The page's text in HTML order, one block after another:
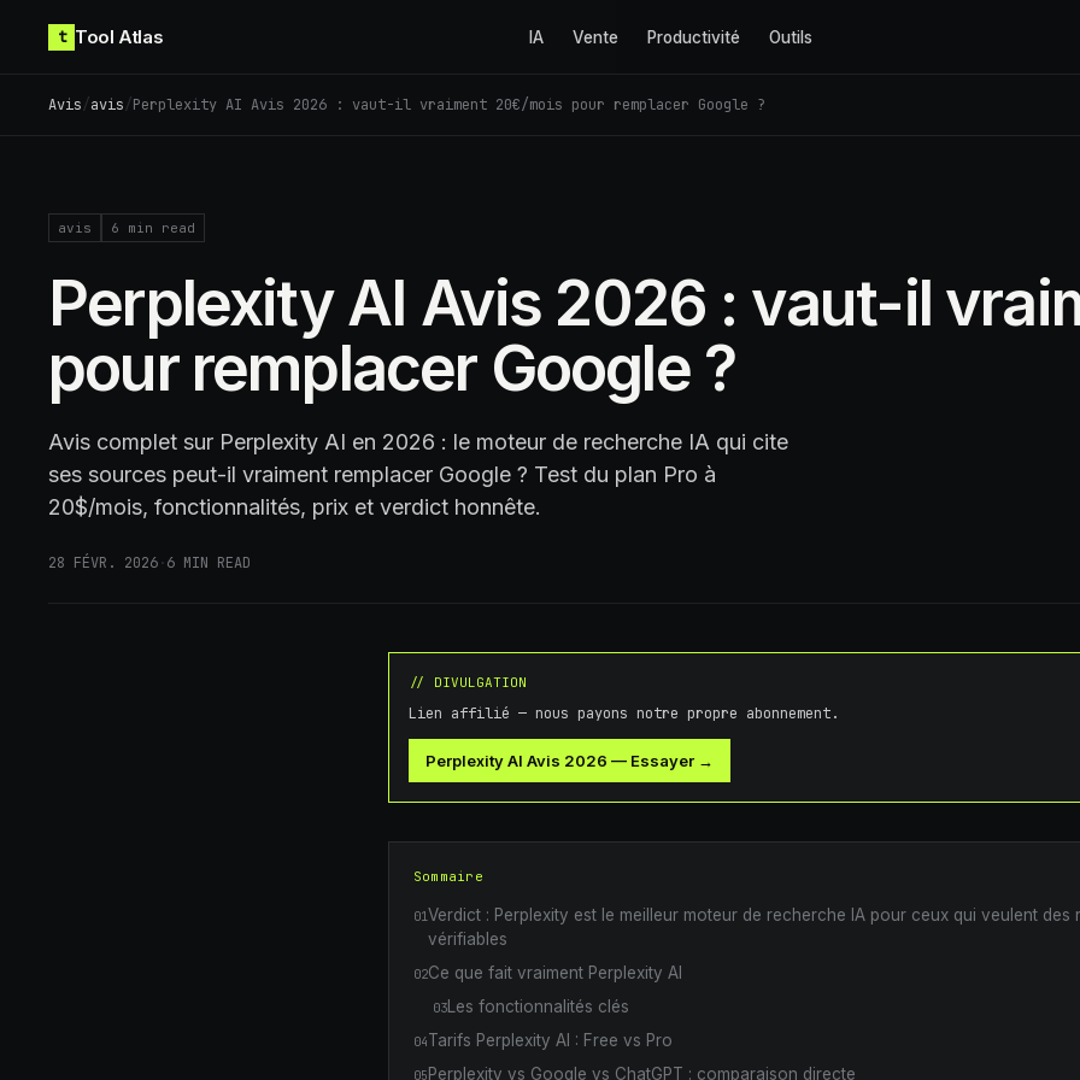
t Tool Atlas IA Vente Productivité Outils
Avis/avis/Perplexity AI Avis 2026 : vaut-il vraiment 20€/mois pour remplacer Google ?
avis 6 min read
Perplexity AI Avis 2026 : vaut-il
pour remplacer Google ?
Avis complet sur Perplexity AI en 2026 : le moteur de recherche IA qui cite
ses sources peut-il vraiment remplacer Google ? Test du plan Pro à
20$/mois, fonctionnalités, prix et verdict honnête.
28 FÉVR. 2026·6 MIN READ
// DIVULGATION
Lien affilié — nous payons notre propre abonnement.
Perplexity AI Avis 2026 — Essayer →
Sommaire
01Verdict : Perplexity est le meilleur moteur de recherche IA pour ceux qui veulent des
vérifiables
02Ce que fait vraiment Perplexity AI
03 Les fonctionnalités clés
04Tarifs Perplexity AI : Free vs Pro
05 Perplexity vs Google vs ChatGPT : comparaison directe